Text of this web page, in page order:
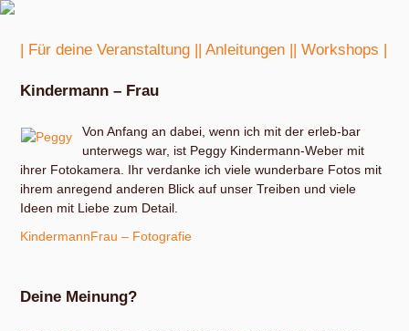
| Für deine Veranstaltung || Anleitungen || Workshops |
Kindermann – Frau
Von Anfang an dabei, wenn ich mit der erleb-bar
unterwegs war, ist Peggy Kindermann-Weber mit
ihrer Fotokamera. Ihr verdanke ich viele wunderbare Fotos mit
ihrem anregend anderen Blick auf unser Treiben und viele
Ideen mit Liebe zum Detail.
KindermannFrau – Fotografie
Deine Meinung?